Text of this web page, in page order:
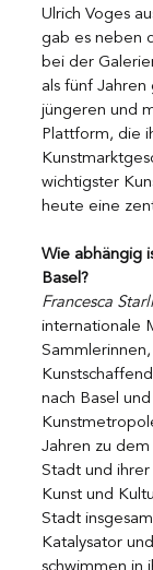
Ulrich Voges
gab es neben
bei der
als fünf
jüngeren und
Plattform, die
wichtigster
heute eine
Wie abhängig
Basel?
Francesca
internationale
nach Basel
Jahren zu
Stadt und
Kunst und
Stadt
Katalysator